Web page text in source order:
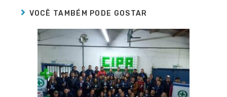
VOCÊ TAMBÉM PODE GOSTAR